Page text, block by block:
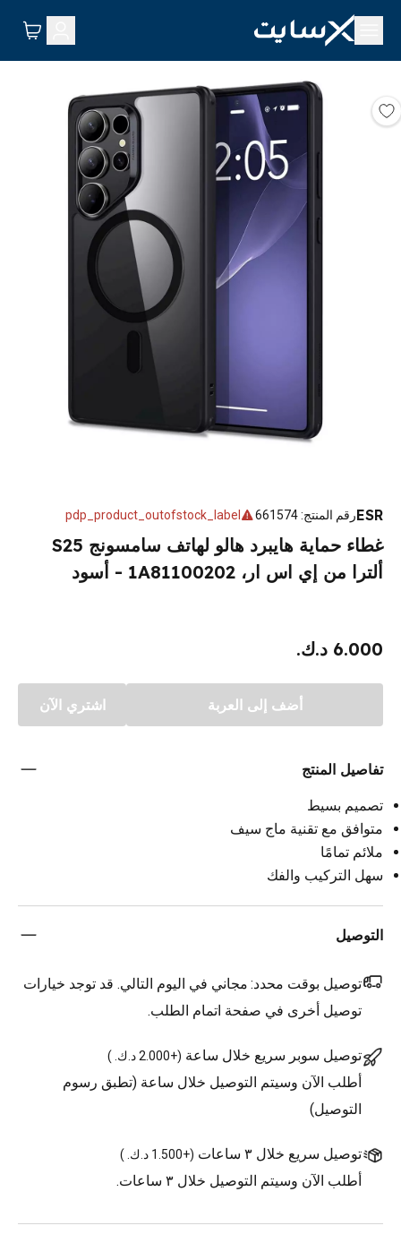
ESRرقم المنتج:
661574
pdp_product_outofstock_label
غطاء حماية هايبرد هالو لهاتف سامسونج S25
ألترا من إي اس ار، 1A81100202 - أسود
6.000 د.ك.
أضف إلى العربة اشتري الآن
تفاصيل المنتج
تصميم بسيط
متوافق مع تقنية ماج سيف
ملائم تمامًا
سهل التركيب والفك
التوصيل
توصيل بوقت محدد: مجاني في اليوم التالي. قد توجد خيارات
توصيل أخرى في صفحة اتمام الطلب.
توصيل سوبر سريع خلال ساعة (+2.000 د.ك. )
أطلب الآن وسيتم التوصيل خلال ساعة (تطبق رسوم
التوصيل)
توصيل سريع خلال ٣ ساعات (+1.500 د.ك. )
أطلب الآن وسيتم التوصيل خلال ٣ ساعات.